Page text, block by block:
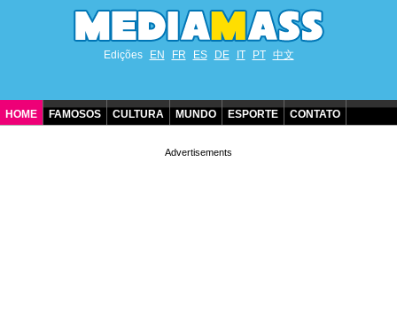
Edições EN FR ES DE IT PT 中文
HOME FAMOSOS CULTURA MUNDO ESPORTE CONTATO